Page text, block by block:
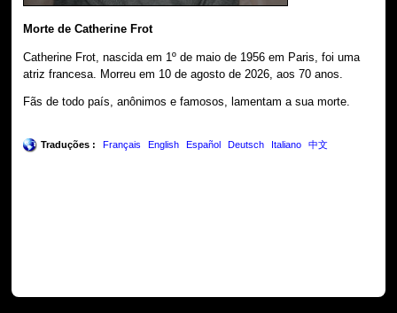
Morte de Catherine Frot
Catherine Frot, nascida em 1º de maio de 1956 em Paris, foi uma
atriz francesa. Morreu em 10 de agosto de 2026, aos 70 anos.
Fãs de todo país, anônimos e famosos, lamentam a sua morte.
Traduções : Français English Español Deutsch Italiano 中文